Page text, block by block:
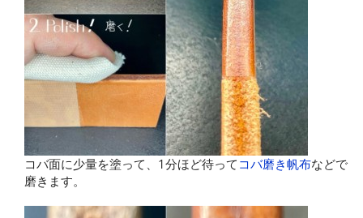
コバ面に少量を塗って、1分ほど待って コバ磨き帆布などで
磨きます。